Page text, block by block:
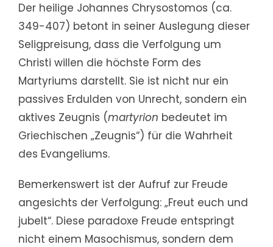
Der heilige Johannes Chrysostomos (ca.
349-407) betont in seiner Auslegung dieser
Seligpreisung, dass die Verfolgung um
Christi willen die höchste Form des
Martyriums darstellt. Sie ist nicht nur ein
passives Erdulden von Unrecht, sondern ein
aktives Zeugnis (martyrion bedeutet im
Griechischen „Zeugnis“) für die Wahrheit
des Evangeliums.
Bemerkenswert ist der Aufruf zur Freude
angesichts der Verfolgung: „Freut euch und
jubelt“. Diese paradoxe Freude entspringt
nicht einem Masochismus, sondern dem